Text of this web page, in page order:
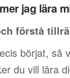
jag lära
förstå
börjat, så
du vill lära